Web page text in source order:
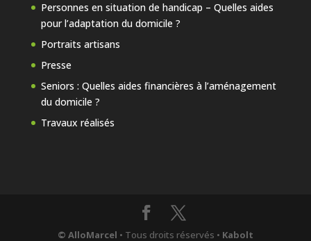
Personnes en situation de handicap – Quelles aides
pour l’adaptation du domicile ?
Portraits artisans
Presse
Seniors : Quelles aides financières à l’aménagement
du domicile ?
Travaux réalisés
© AlloMarcel • Tous droits réservés • Kabolt